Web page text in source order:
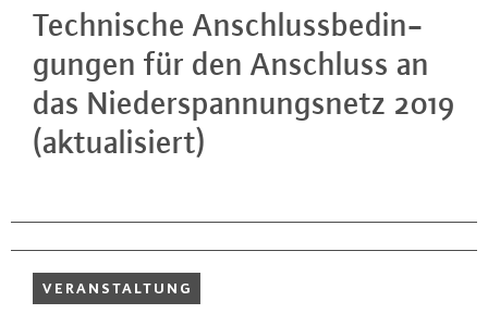
Tech­ni­sche An­schluss­be­din­
gun­gen für den Anschluss an
das Nie­der­span­nungs­netz 2019
(ak­tua­li­siert)
VER­AN­STAL­TUNG